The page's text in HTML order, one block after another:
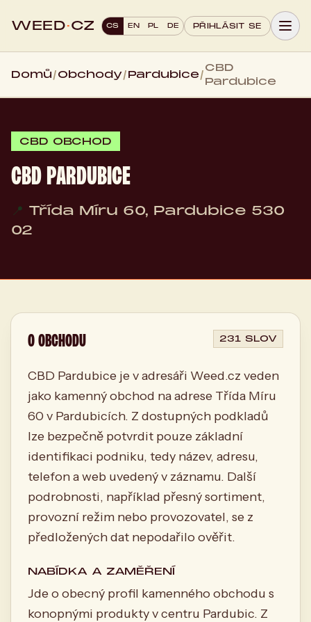
WEED·CZ CS EN PL DE PŘIHLÁSIT SE
Domů/Obchody/Pardubice/
CBD
Pardubice
CBD OBCHOD
CBD PARDUBICE
📍 Třída Míru 60, Pardubice 530
02
O OBCHODU 231 SLOV
CBD Pardubice je v adresáři Weed.cz veden
jako kamenný obchod na adrese Třída Míru
60 v Pardubicích. Z dostupných podkladů
lze bezpečně potvrdit pouze základní
identifikaci podniku, tedy název, adresu,
telefon a web uvedený v záznamu. Další
podrobnosti, například přesný sortiment,
provozní režim nebo provozovatel, se z
předložených dat nepodařilo ověřit.
NABÍDKA A ZAMĚŘENÍ
Jde o obecný profil kamenného obchodu s
konopnými produkty v centru Pardubic. Z